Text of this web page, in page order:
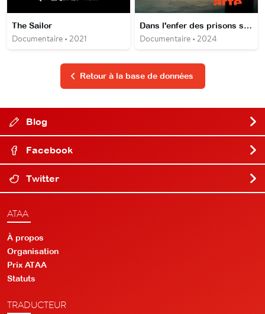
The Sailor
Documentaire • 2021
Dans l'enfer des prisons syriennes
Documentaire • 2024
Retour à la base de données
Blog
Facebook
Twitter
ATAA
À propos
Organisation
Prix ATAA
Statuts
TRADUCTEUR